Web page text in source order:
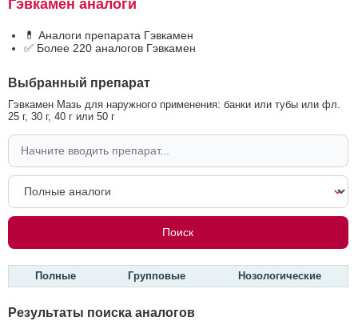
Гэвкамен аналоги
💊 Аналоги препарата Гэвкамен
✅ Более 220 аналогов Гэвкамен
Выбранный препарат
Гэвкамен Мазь для наружного применения: банки или тубы или фл.
25 г, 30 г, 40 г или 50 г
Полные Групповые Нозологические
Результаты поиска аналогов